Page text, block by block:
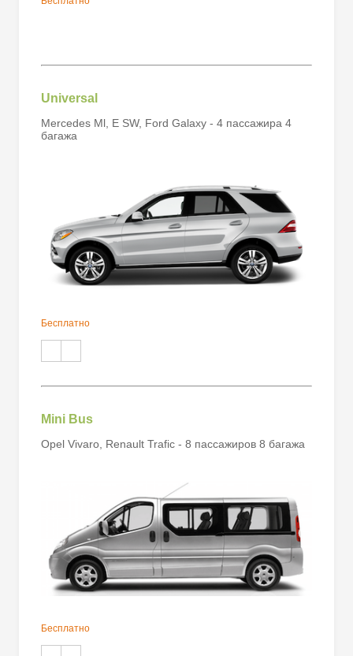
Universal
Mercedes Ml, E SW, Ford Galaxy - 4 пассажира 4
багажа
Бесплатно
Mini Bus
Opel Vivaro, Renault Trafic - 8 пассажиров 8 багажа
Бесплатно